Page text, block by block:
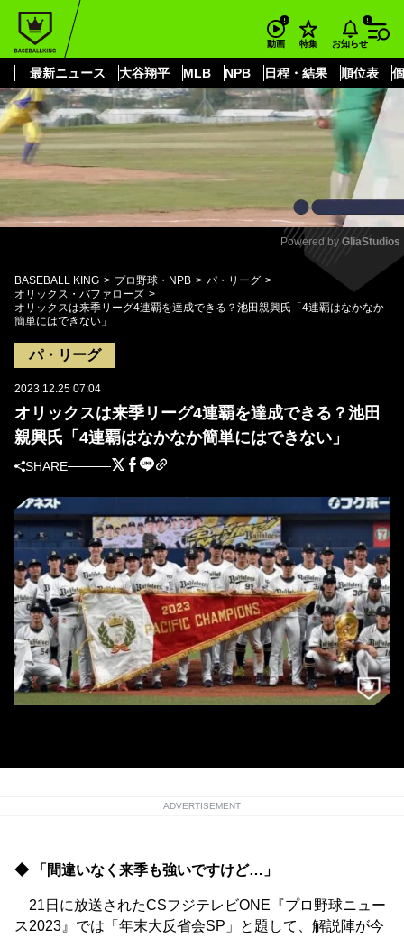
動画 特集 お知らせ
最新ニュース 大谷翔平 MLB NPB 日程・結果 順位表
もっと見る
Mute
Powered by GliaStudios
BASEBALL KING プロ野球・NPB
パ・リーグ
オリックス・バファローズ
オリックスは来季リーグ4連覇を達成できる？池田親興氏「4連覇はなかなか
簡単にはできない」
パ・リーグ
2023.12.25 07:04
オリックスは来季リーグ4連覇を達成できる？池田
親興氏「4連覇はなかなか簡単にはできない」
SHARE
ADVERTISEMENT
◆ 「間違いなく来季も強いですけど…」
21日に放送されたCSフジテレビONE『プロ野球ニュー
ス2023』では「年末大反省会SP」と題して、解説陣が今